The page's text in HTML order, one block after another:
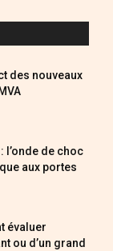
des nouveaux
l’onde de choc
aux portes
évaluer
ou d’un grand